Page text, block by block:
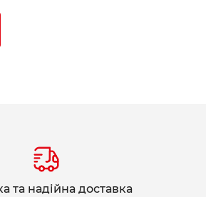
та надійна доставка